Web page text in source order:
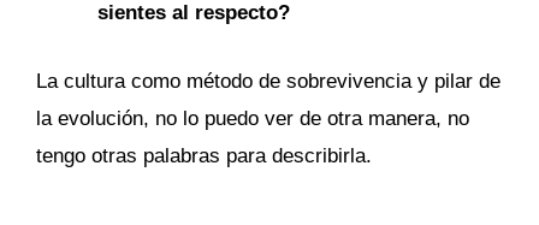
sientes al respecto?
La cultura como método de sobrevivencia y pilar de
la evolución, no lo puedo ver de otra manera, no
tengo otras palabras para describirla.